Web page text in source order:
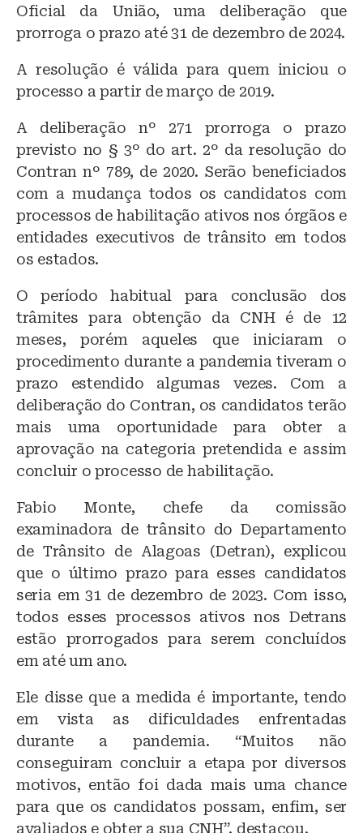
Oficial da União, uma deliberação que
prorroga o prazo até 31 de dezembro de 2024.
A resolução é válida para quem iniciou o
processo a partir de março de 2019.
A deliberação nº 271 prorroga o prazo
previsto no § 3º do art. 2º da resolução do
Contran nº 789, de 2020. Serão beneficiados
com a mudança todos os candidatos com
processos de habilitação ativos nos órgãos e
entidades executivos de trânsito em todos
os estados.
O período habitual para conclusão dos
trâmites para obtenção da CNH é de 12
meses, porém aqueles que iniciaram o
procedimento durante a pandemia tiveram o
prazo estendido algumas vezes. Com a
deliberação do Contran, os candidatos terão
mais uma oportunidade para obter a
aprovação na categoria pretendida e assim
concluir o processo de habilitação.
Fabio Monte, chefe da comissão
examinadora de trânsito do Departamento
de Trânsito de Alagoas (Detran), explicou
que o último prazo para esses candidatos
seria em 31 de dezembro de 2023. Com isso,
todos esses processos ativos nos Detrans
estão prorrogados para serem concluídos
em até um ano.
Ele disse que a medida é importante, tendo
em vista as dificuldades enfrentadas
durante a pandemia. “Muitos não
conseguiram concluir a etapa por diversos
motivos, então foi dada mais uma chance
para que os candidatos possam, enfim, ser
avaliados e obter a sua CNH”, destacou.